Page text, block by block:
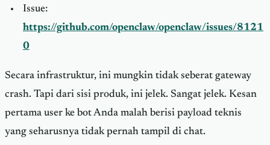
Issue:
https://github.com/openclaw/openclaw/issues/8121
0
Secara infrastruktur, ini mungkin tidak seberat gateway
crash. Tapi dari sisi produk, ini jelek. Sangat jelek. Kesan
pertama user ke bot Anda malah berisi payload teknis
yang seharusnya tidak pernah tampil di chat.